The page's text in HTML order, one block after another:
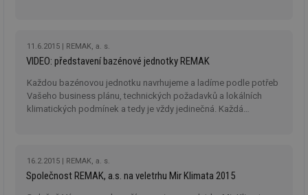
11.6.2015 REMAK, a. s.
VIDEO: představení bazénové jednotky REMAK
Každou bazénovou jednotku navrhujeme a ladíme podle potřeb
Vašeho business plánu, technických požadavků a lokálních
klimatických podmínek a tedy je vždy jedinečná. Každá
16.2.2015 REMAK, a. s.
Společnost REMAK, a.s. na veletrhu Mir Klimata 2015